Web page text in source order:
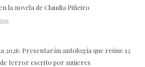
la novela de Claudia Piñeiro
2026: Presentarán antología que reúne 12
terror escrito por mujeres